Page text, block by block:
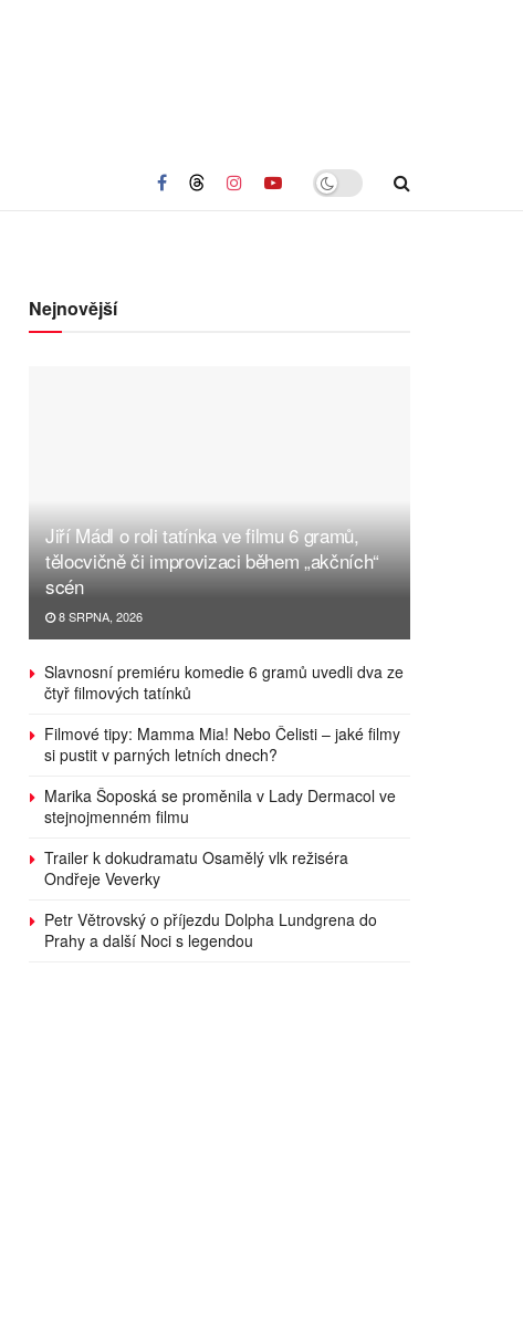
Nejnovější
Jiří Mádl o roli tatínka ve filmu 6 gramů,
tělocvičně či improvizaci během „akčních“
scén
8 SRPNA, 2026
Slavnosní premiéru komedie 6 gramů uvedli dva ze
čtyř filmových tatínků
Filmové tipy: Mamma Mia! Nebo Čelisti – jaké filmy
si pustit v parných letních dnech?
Marika Šoposká se proměnila v Lady Dermacol ve
stejnojmenném filmu
Trailer k dokudramatu Osamělý vlk režiséra
Ondřeje Veverky
Petr Větrovský o příjezdu Dolpha Lundgrena do
Prahy a další Noci s legendou